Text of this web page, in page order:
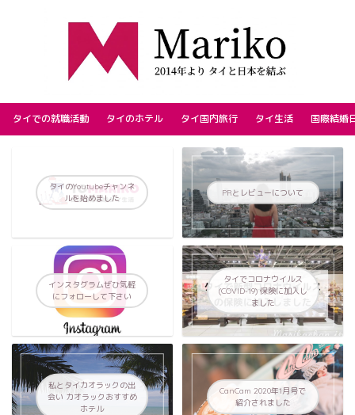
タイでの就職活動 タイのホテル タイ国内旅行 タイ生活 国際結婚
タイのYoutubeチャンネ
ルを始めました
PRとレビューについて
インスタグラムぜひ気軽
にフォローして下さい
タイでコロナウイルス
(COVID-19) 保険に加入し
ました
私とタイカオラックの出
会い カオラックおすすめ
ホテル
CanCam 2020年1月号で
紹介されました